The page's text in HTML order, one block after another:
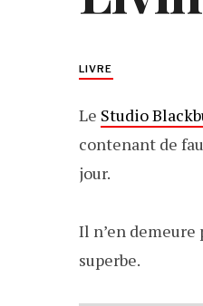
LIVRE
Le Studio
contenant de
jour.
Il n’en demeure
superbe.